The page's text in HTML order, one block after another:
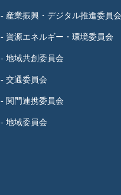
- 産業振興・デジタル推進委員会
- 資源エネルギー・環境委員会
- 地域共創委員会
- 交通委員会
- 関門連携委員会
- 地域委員会